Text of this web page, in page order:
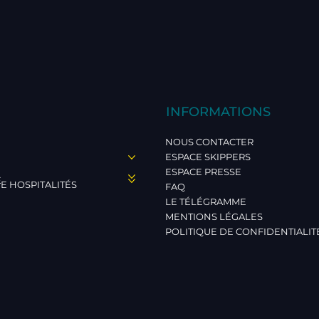
HOSPITALITÉS
INFORMATIONS
NOUS CONTACTER
ESPACE SKIPPERS
ESPACE PRESSE
FAQ
LE TÉLÉGRAMME
MENTIONS LÉGALES
POLITIQUE DE